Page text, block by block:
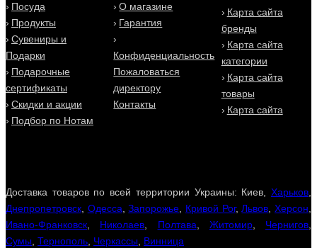
Посуда
Продукты
Сувениры и
Подарки
Подарочные
сертификаты
Скидки и акции
Подбор по Нотам
О магазине
Гарантия
Конфиденциальность
Пожаловаться
директору
Контакты
Карта сайта
бренды
Карта сайта
категории
Карта сайта
товары
Карта сайта
Доставка товаров по всей территории Украины: Киев, Харьков
Днепропетровск Одесса ,Запорожье Кривой Рог,Львов ,Херсон
Ивано-Франковск
Николаев Полтава Житомир, Чернигов
Сумы Тернополь Черкассы Винница